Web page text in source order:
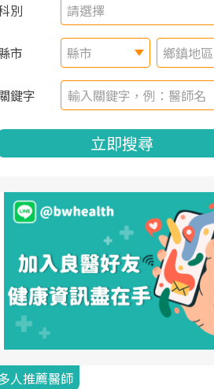
別 請選擇
市 縣市 鄉鎮地區
鍵字
立即搜尋
人推薦醫師